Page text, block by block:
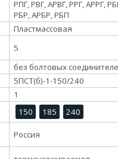
РПГ, РВГ, АРВГ, РРГ, АРРГ,
РБР, АРБР, РБП
Пластмассовая
5
без болтовых
5ПСТ(б)-1-150/240
1
150 185
240
Россия